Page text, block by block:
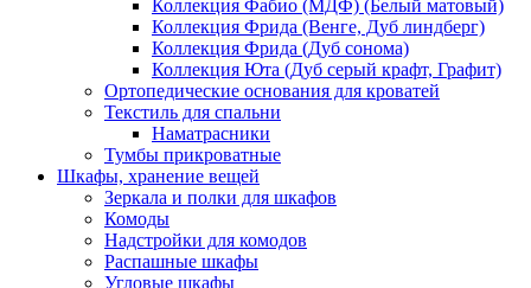
Коллекция Фабио (МДФ) (Белый матовый)
Коллекция Фрида (Венге, Дуб линдберг)
Коллекция Фрида (Дуб сонома)
Коллекция Юта (Дуб серый крафт, Графит)
Ортопедические основания для кроватей
Текстиль для спальни
Наматрасники
Тумбы прикроватные
Шкафы, хранение вещей
Зеркала и полки для шкафов
Комоды
Надстройки для комодов
Распашные шкафы
Угловые шкафы